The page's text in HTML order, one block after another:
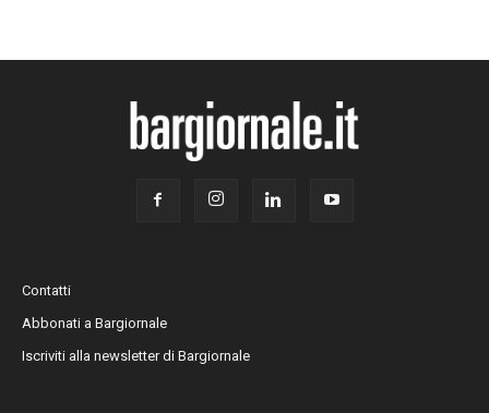
Contatti
Abbonati a Bargiornale
Iscriviti alla newsletter di Bargiornale